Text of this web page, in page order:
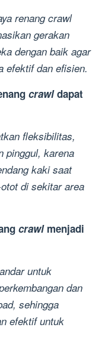
renangcrawl
gerakan
dengan baik agar
efektif dan efisien.
crawldapat
fleksibilitas,
pinggul, karena
kaki saat
di sekitar area
crawlmenjadi
untuk
dan
sehingga
efektif untuk